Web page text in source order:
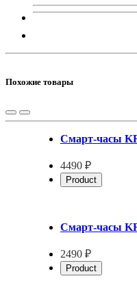
Похожие товары
Смарт-часы
4490 ₽
Product
Смарт-часы
2490 ₽
Product